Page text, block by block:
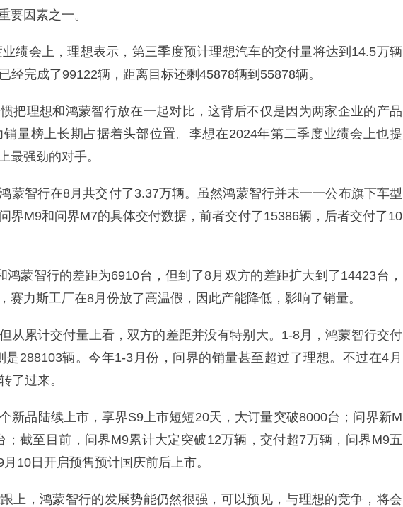
要因素之一‌。
绩会上，理想表示，第三季度预计理想汽车的交付量将达到14.5万辆
经完成了99122辆，距离目标还剩45878辆到55878辆。
把理想和鸿蒙智行放在一起对比，这背后不仅是因为两家企业的产品
量榜上长期占据着头部位置。李想在2024年第二季度业绩会上也提
最强劲的对手。
蒙智行在8月共交付了3.37万辆。虽然鸿蒙智行并未一一公布旗下车型
界M9和问界M7的具体交付数据，前者交付了15386辆，后者交付了10
蒙智行的差距为6910台，但到了8月双方的差距扩大到了14423台，
赛力斯工厂在8月份放了高温假，因此产能降低，影响了销量。
从累计交付量上看，双方的差距并没有特别大。1-8月，鸿蒙智行交付
288103辆。今年1-3月份，问界的销量甚至超过了理想。不过在4月
了过来。
新品陆续上市，享界S9上市短短20天，大订量突破8000台；问界新M
；截至目前，问界M9累计大定突破12万辆，交付超7万辆，问界M9五
10日开启预售预计国庆前后上市。
上，鸿蒙智行的发展势能仍然很强，可以预见，与理想的竞争，将会